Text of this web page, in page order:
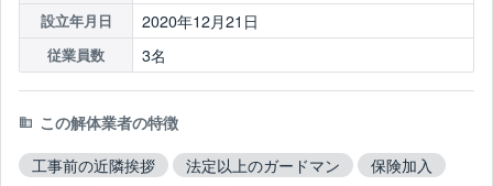
設立年月日 2020年12月21日
従業員数 3名
この解体業者の特徴
工事前の近隣挨拶
法定以上のガードマン
保険加入